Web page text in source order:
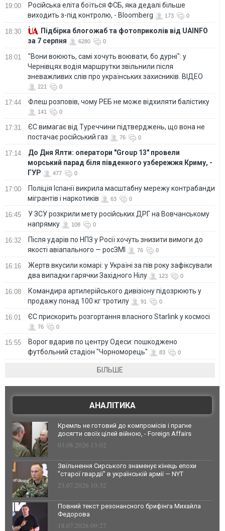
19:00
Російська еліта боїться ФСБ, яка дедалі більше
виходить з-під контролю, - Bloomberg
173 0
18:30
Підбірка блогожаб та фотоприколів від UAINFO
за 7 серпня
6280 0
18:01
"Вони воюють, самі хочуть воювати, бо дурні": у
Чернівцях водія маршрутки звільнили після
зневажливих слів про українських захисників. ВІДЕО
221 0
17:44 Флеш розповів, чому РЕБ не може відхиляти балістику
141 0
17:31
ЄС вимагає від Туреччини підтверджень, що вона не
постачає російський газ
76 0
17:14
До Дня Ялти: оператори "Group 13" провели
морський парад біля південного узбережжя Криму, -
ГУР
477 0
17:00
Поліція Іспанії викрила масштабну мережу контрабанди
мігрантів і наркотиків
63 0
16:45
У ЗСУ розкрили мету російських ДРГ на Вовчанському
напрямку
108 0
16:32
Після ударів по НПЗ у Росії хочуть знизити вимоги до
якості авіапального — росЗМІ
76 0
16:16
Жертв вкусили комарі: у Україні за пів року зафіксували
два випадки гарячки Західного Нілу
123 0
16:08
Командира артилерійського дивізіону підозрюють у
продажу понад 100 кг тротилу
91 0
16:01 ЄС прискорить розгортання власного Starlink у космосі
76 0
15:55
Ворог вдарив по центру Одеси: пошкоджено
футбольний стадіон "Чорноморець"
83 0
БІЛЬШЕ
АНАЛІТИКА
Кремль не готовий до компромісів і прагне
досягти своїх цілей війною, - Foreign Affairs
03.08.2026 13:02
Звільнення Сирського знаменує кінець епохи
"старої гвардії" в українській армії — NYT
23.07.2026 10:32
Повний текст резонансного брифінга Михайла
Федорова
18.07.2026 09:27